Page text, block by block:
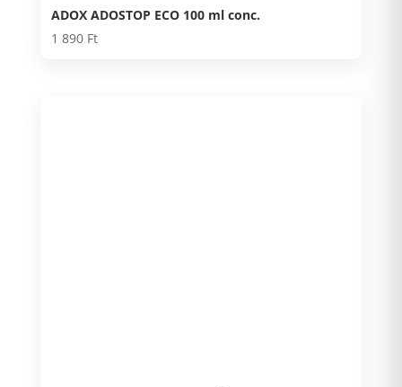
ADOX ADOSTOP ECO 100 ml conc.
1 890 Ft